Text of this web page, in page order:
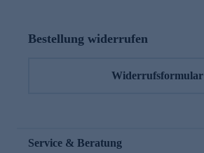
Bestellung widerrufen
Widerrufsformular
Service & Beratung